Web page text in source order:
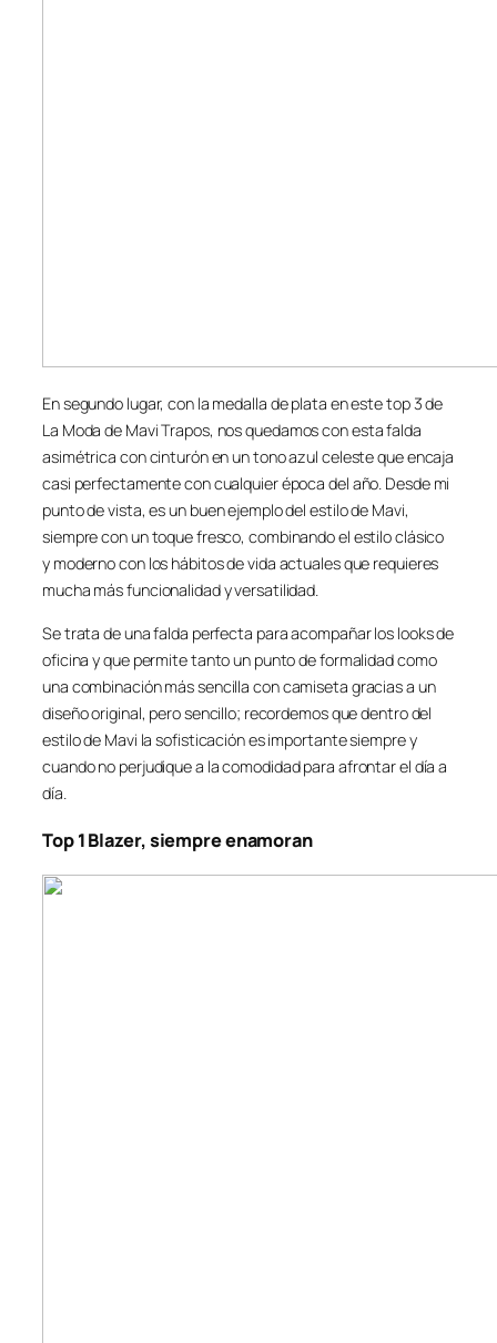
En segundo lugar, con la medalla de plata en este top 3 de
La Moda de Mavi Trapos, nos quedamos con esta falda
asimétrica con cinturón en un tono azul celeste que encaja
casi perfectamente con cualquier época del año. Desde mi
punto de vista, es un buen ejemplo del estilo de Mavi,
siempre con un toque fresco, combinando el estilo clásico
y moderno con los hábitos de vida actuales que requieres
mucha más funcionalidad y versatilidad.
Se trata de una falda perfecta para acompañar los looks de
oficina y que permite tanto un punto de formalidad como
una combinación más sencilla con camiseta gracias a un
diseño original, pero sencillo; recordemos que dentro del
estilo de Mavi la sofisticación es importante siempre y
cuando no perjudique a la comodidad para afrontar el día a
día.
Top 1 Blazer, siempre enamoran